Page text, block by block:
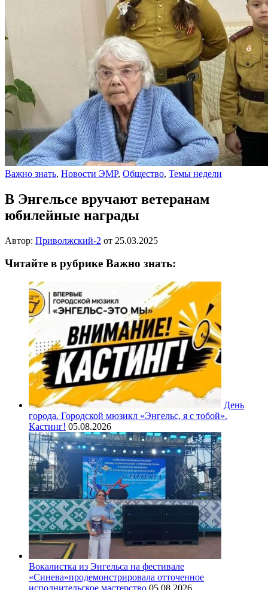
Важно знать, Новости ЭМР, Общество, Темы недели
В Энгельсе вручают ветеранам
юбилейные награды
Автор: Приволжский-2 от 25.03.2025
Читайте в рубрике Важно знать:
День
города. Городской мюзикл «Энгельс, я с тобой».
Кастинг! 05.08.2026
Вокалистка из Энгельса на фестивале
«Синева»продемонстрировала отточенное